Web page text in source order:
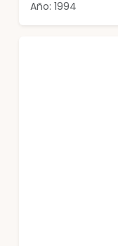
Año: 1994